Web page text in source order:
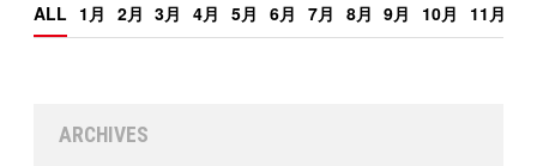
ALL 1月 2月 3月 4月 5月 6月 7月 8月 9月 10月 11月
ARCHIVES